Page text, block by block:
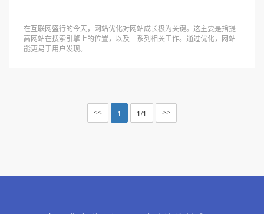
在互联网盛行的今天，网站优化对网站成长极为关键。这主要是指提
高网站在搜索引擎上的位置，以及一系列相关工作。通过优化，网站
能更易于用户发现。
<< 1 1/1 >>